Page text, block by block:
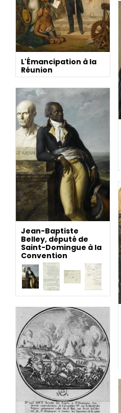
L'Émancipation à la
Réunion
Jean-Baptiste
Belley, député de
Saint-Domingue à la
Convention